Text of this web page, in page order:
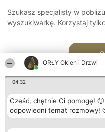
ORŁY Okien i Drzwi
04:32
Cześć, chętnie Ci pomogę!
odpowiedni temat rozmowy!
Szukasz specjalisty w
wyszukiwarkę. Korzystaj
Organizator plebiscytu